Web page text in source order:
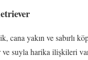
cana yakın ve sabırlı
ve suyla harika ilişkileri